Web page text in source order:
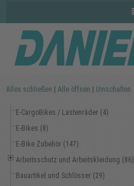
Alles schließen Alle öffnen Umschalten
E-CargoBikes / Lastenräder (4)
E-Bikes (8)
E-Bike Zubehör (147)
Arbeitsschutz und Arbeitskleidung (86)
Bauartikel und Schlösser (29)